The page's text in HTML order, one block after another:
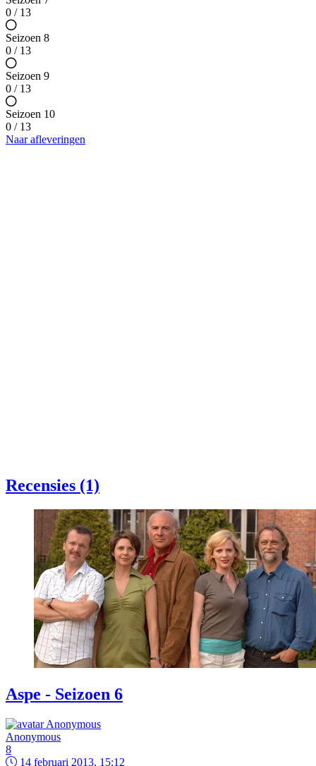
0 / 13
Seizoen 8
0 / 13
Seizoen 9
0 / 13
Seizoen 10
0 / 13
Naar afleveringen
Recensies (1)
Aspe - Seizoen 6
Anonymous
8
14 februari 2013, 15:12